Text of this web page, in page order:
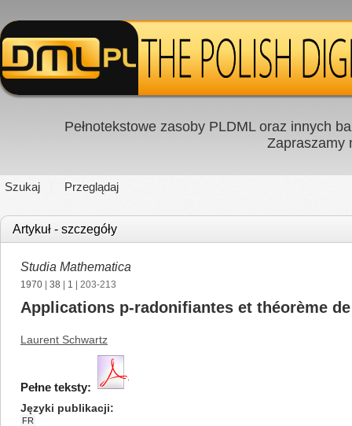
Pełnotekstowe zasoby PLDML oraz innych
Zapraszamy
Szukaj Przeglądaj
Artykuł - szczegóły
Studia Mathematica
1970 38 1 | 203-213
Applications p-radonifiantes et théorème
Laurent Schwartz
Pełne teksty:
Języki publikacji
FR